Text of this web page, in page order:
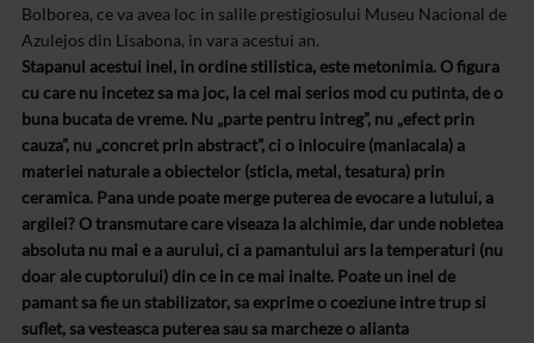
Bolborea, ce va avea loc in salile prestigiosului Museu Nacional de
Azulejos din Lisabona, in vara acestui an.
Stapanul acestui inel, in ordine stilistica, este metonimia. O figura
cu care nu incetez sa ma joc, la cel mai serios mod cu putinta, de o
buna bucata de vreme. Nu „parte pentru intreg”, nu „efect prin
cauza”, nu „concret prin abstract”, ci o inlocuire (maniacala) a
materiei naturale a obiectelor (sticla, metal, tesatura) prin
ceramica. Pana unde poate merge puterea de evocare a lutului, a
argilei? O transmutare care viseaza la alchimie, dar unde nobletea
absoluta nu mai e a aurului, ci a pamantului ars la temperaturi (nu
doar ale cuptorului) din ce in ce mai inalte. Poate un inel de
pamant sa fie un stabilizator, sa exprime o coeziune intre trup si
suflet, sa vesteasca puterea sau sa marcheze o alianta